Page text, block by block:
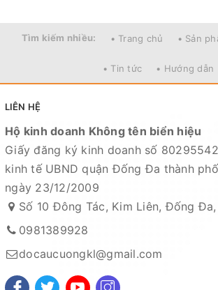
Tìm kiếm nhiều: • Trang chủ • Sản
• Tin tức • Hướng dẫn
LIÊN HỆ
Hộ kinh doanh Không tên biển hiệu
Giấy đăng ký kinh doanh số
kinh tế UBND quận Đống Đa thành
ngày 23/12/2009
Số 10 Đông Tác, Kim Liên, Đống
0981389928
docaucuongkl@gmail.com